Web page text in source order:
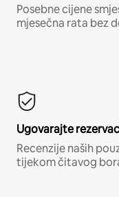
Posebne cijene
mjesečna rata bez
Ugovarajte
Recenzije naših
tijekom čitavog